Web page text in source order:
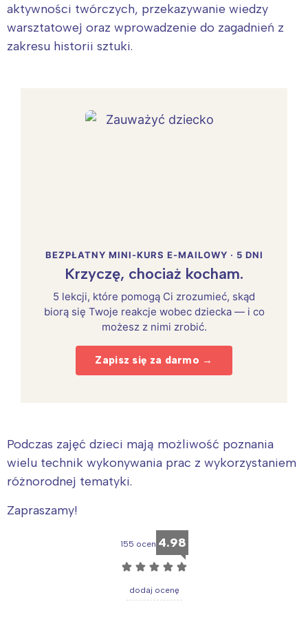
aktywności twórczych, przekazywanie wiedzy
warsztatowej oraz wprowadzenie do zagadnień z
zakresu historii sztuki.
BEZPŁATNY MINI-KURS E-MAILOWY · 5 DNI
Krzyczę, chociaż kocham.
5 lekcji, które pomogą Ci zrozumieć, skąd
biorą się Twoje reakcje wobec dziecka — i co
możesz z nimi zrobić.
Zapisz się za darmo →
Podczas zajęć dzieci mają możliwość poznania
wielu technik wykonywania prac z wykorzystaniem
różnorodnej tematyki.
Zapraszamy!
155 ocen 4.98
☆ ☆ ☆ ☆ ☆
dodaj ocenę